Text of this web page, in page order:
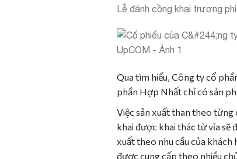
Lễ đánh cồng khai trương
Qua tìm hiểu, Công ty cổ
phần Hợp Nhất chỉ có sản
Việc sản xuất than theo từng
khai được khai thác từ vỉa sẽ
xuất theo nhu cầu của khách
được cung cấp theo nhiều